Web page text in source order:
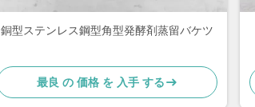
銅型ステンレス鋼型角型発酵剤蒸留バケツ
最良 の 価格 を 入手 する